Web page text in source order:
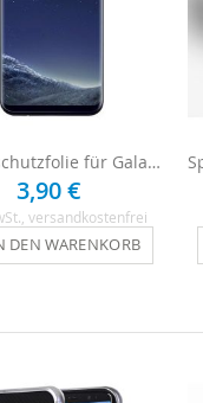
Displayschutzfolie für Galaxy S8 - 1 x Clear
3,90 €
, versandkostenfrei
DEN WARENKORB